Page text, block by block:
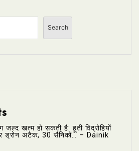
Search
खत्म हो सकती है: हूती विद्रोहियों
ड्रोन अटैक, 30 सैनिकों… – Dainik